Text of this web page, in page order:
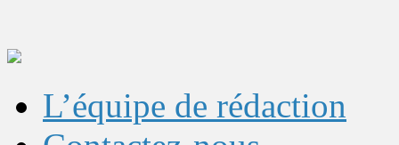
L’équipe de rédaction